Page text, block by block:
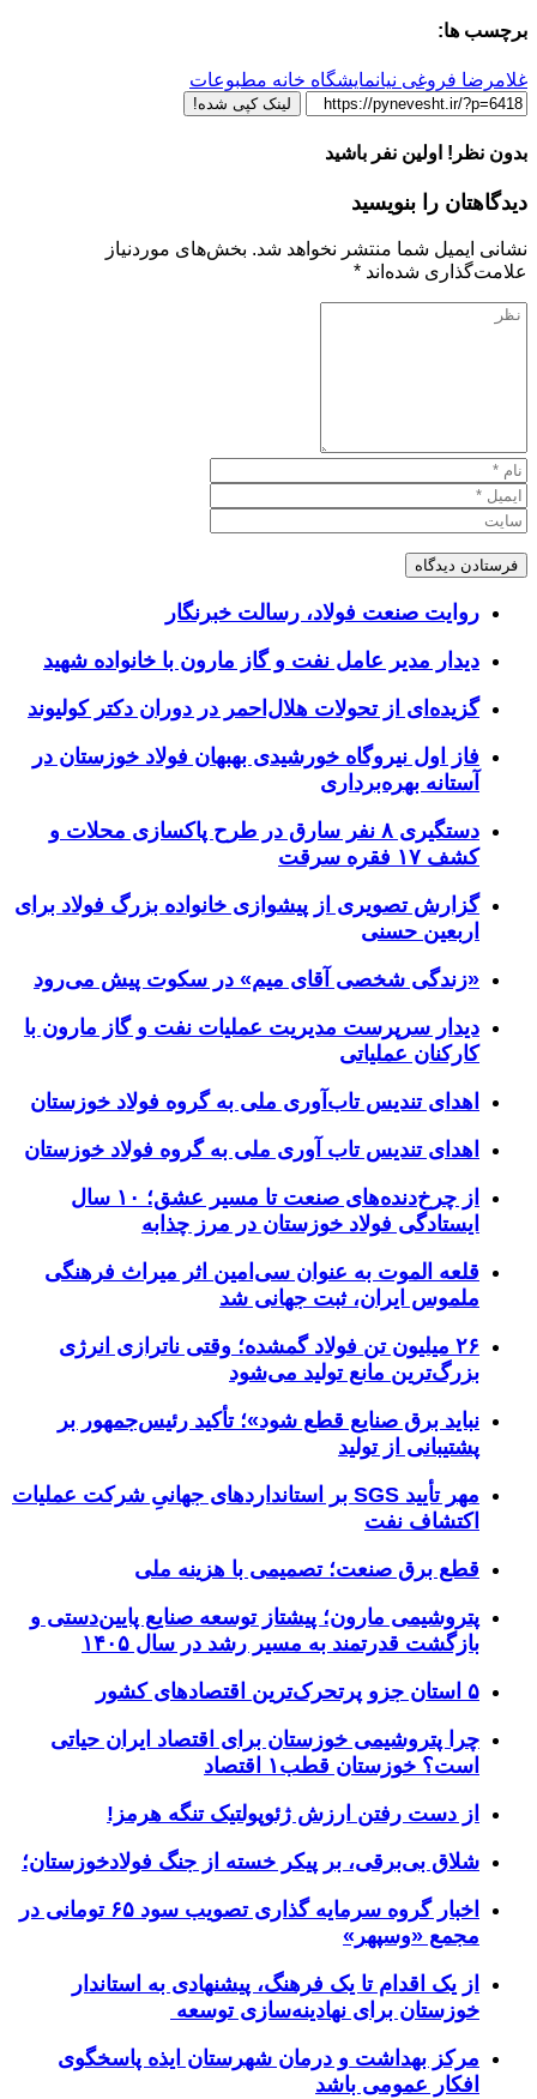
برچسب ها:
غلامرضا فروغی نیانمایشگاه خانه مطبوعات
لینک کپی شده!
بدون نظر! اولین نفر باشید
دیدگاهتان را بنویسید
نشانی ایمیل شما منتشر نخواهد شد. بخش‌های موردنیاز
علامت‌گذاری شده‌اند *
روایت صنعت فولاد،‌ رسالت خبرنگار
دیدار مدیر عامل نفت و گاز مارون با خانواده شهید
گزیده‌ای از تحولات هلال‌احمر در دوران دکتر کولیوند
فاز اول نیروگاه خورشیدی بهبهان فولاد خوزستان در
آستانه بهره‌برداری
دستگیری ۸ نفر سارق در طرح پاکسازی محلات و
کشف ۱۷ فقره سرقت
گزارش تصویری از پیشوازی خانواده بزرگ فولاد برای
اربعین حسنی
«زندگی شخصی آقای میم» در سکوت پیش می‌رود
دیدار سرپرست مدیریت عملیات نفت و گاز مارون با
کارکنان عملیاتی
اهدای تندیس تاب‌آوری ملی به گروه فولاد خوزستان
اهدای تندیس تاب آوری ملی به گروه فولاد خوزستان
از چرخ‌دنده‌های صنعت تا مسیر عشق؛ ۱۰ سال
ایستادگی فولاد خوزستان در مرز چذابه
قلعه الموت به عنوان سی‌امین اثر میراث‌ فرهنگی
ملموس ایران، ثبت جهانی شد
۲۶ میلیون تن فولاد گمشده؛ وقتی ناترازی انرژی
بزرگ‌ترین مانع تولید می‌شود
نباید برق صنایع قطع شود»؛ تأکید رئیس‌جمهور بر
پشتیبانی از تولید
مهر تأیید SGS بر استانداردهای جهانیِ شرکت عملیات
اکتشاف نفت
قطع برق صنعت؛ تصمیمی با هزینه ملی
پتروشیمی مارون؛ پیشتاز توسعه صنایع پایین‌دستی و
بازگشت قدرتمند به مسیر رشد در سال ۱۴۰۵
۵ استان جزو پرتحرک‌ترین اقتصاد‌های کشور
چرا پتروشیمی خوزستان برای اقتصاد ایران حیاتی
است؟ خوزستان قطب۱ اقتصاد
از دست رفتن ارزش ژئوپولتیک تنگه هرمز!
شلاق‌ بی‌برقی، بر پیکر خسته‌ از جنگ فولادخوزستان؛
اخبار گروه سرمایه گذاری تصویب سود ۶۵ تومانی در
مجمع «وسپهر»
از یک اقدام تا یک فرهنگ، پیشنهادی به استاندار
خوزستان برای نهادینه‌سازی توسعه
مرکز بهداشت و درمان شهرستان ایذه پاسخگوی
افکار عمومی باشد